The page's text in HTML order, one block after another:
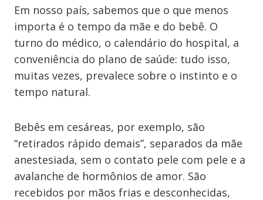
Em nosso país, sabemos que o que menos
importa é o tempo da mãe e do bebê. O
turno do médico, o calendário do hospital, a
conveniência do plano de saúde: tudo isso,
muitas vezes, prevalece sobre o instinto e o
tempo natural.
Bebês em cesáreas, por exemplo, são
“retirados rápido demais”, separados da mãe
anestesiada, sem o contato pele com pele e a
avalanche de hormônios de amor. São
recebidos por mãos frias e desconhecidas,